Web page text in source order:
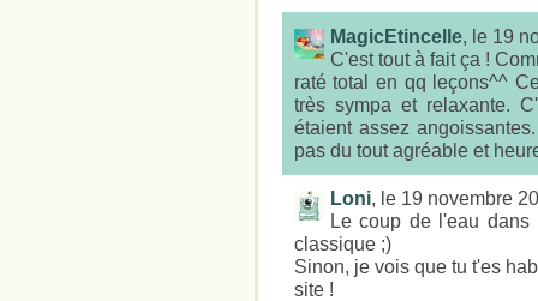
MagicEtincelle, le 19
C'est tout à fait ça !
raté total en qq leçons^^
très sympa et relaxante.
étaient assez
pas du tout agréable et
Loni, le 19 novembre
Le coup de l'eau dans
classique ;)
Sinon, je vois que tu t'es
site !